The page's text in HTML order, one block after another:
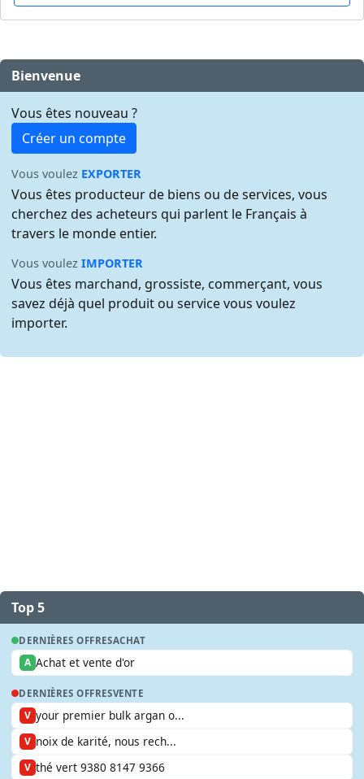
Bienvenue
Vous êtes nouveau ?
Créer un compte
Vous voulez EXPORTER
Vous êtes producteur de biens ou de services, vous
cherchez des acheteurs qui parlent le Français à
travers le monde entier.
Vous voulezIMPORTER
Vous êtes marchand, grossiste, commerçant, vous
savez déjà quel produit ou service vous voulez
importer.
Top 5
DERNIÈRES OFFRESACHAT
A Achat et vente d'or
DERNIÈRES OFFRESVENTE
V your premier bulk argan o...
V noix de karité, nous rech...
V thé vert 9380 8147 9366